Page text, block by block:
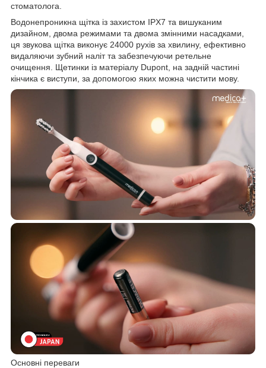
стоматолога.
Водонепроникна щітка із захистом IPX7 та вишуканим
дизайном, двома режимами та двома змінними насадками,
ця звукова щітка виконує 24000 рухів за хвилину, ефективно
видаляючи зубний наліт та забезпечуючи ретельне
очищення. Щетинки із матеріалу Dupont, на задній частині
кінчика є виступи, за допомогою яких можна чистити мову.
Основні переваги